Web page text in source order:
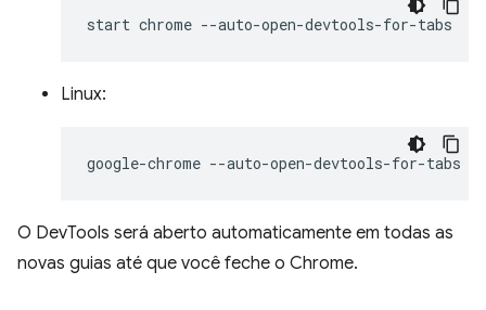
start chrome
Linux:
google-chrome
O DevTools será aberto automaticamente em todas as
novas guias até que você feche o Chrome.